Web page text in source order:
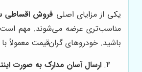
یکی از مزایای اصلی فروش اقساطی
مناسب‌تری عرضه می‌شوند. مهم است
باشید. خودروهای گران‌قیمت معمولاً
ارسال آسان مدارک به صورت